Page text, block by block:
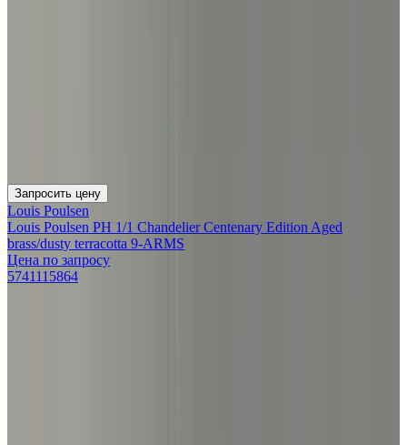
Запросить цену
Louis Poulsen
Louis Poulsen PH 1/1 Chandelier Centenary Edition Aged
brass/dusty terracotta 9-ARMS
Цена по запросу
5741115864